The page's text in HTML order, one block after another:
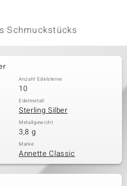
Schmuckstücks
Anzahl Edelsteine
10
Edelmetall
Sterling Silber
Metallgewicht
3,8 g
Marke
Annette Classic